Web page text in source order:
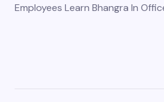
Employees Learn Bhangra In